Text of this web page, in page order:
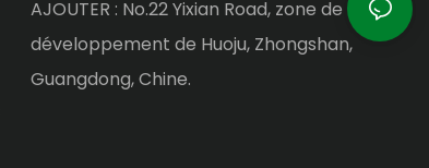
AJOUTER : No.22 Yixian Road, zone de
développement de Huoju, Zhongshan,
Guangdong, Chine.